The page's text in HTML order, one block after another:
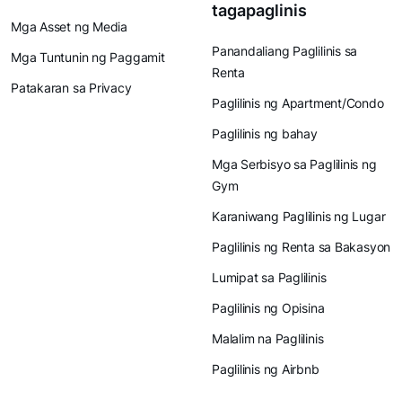
Mga Asset ng Media
Mga Tuntunin ng Paggamit
Patakaran sa Privacy
tagapaglinis
Panandaliang Paglilinis sa
Renta
Paglilinis ng Apartment/Condo
Paglilinis ng bahay
Mga Serbisyo sa Paglilinis ng
Gym
Karaniwang Paglilinis ng Lugar
Paglilinis ng Renta sa Bakasyon
Lumipat sa Paglilinis
Paglilinis ng Opisina
Malalim na Paglilinis
Paglilinis ng Airbnb